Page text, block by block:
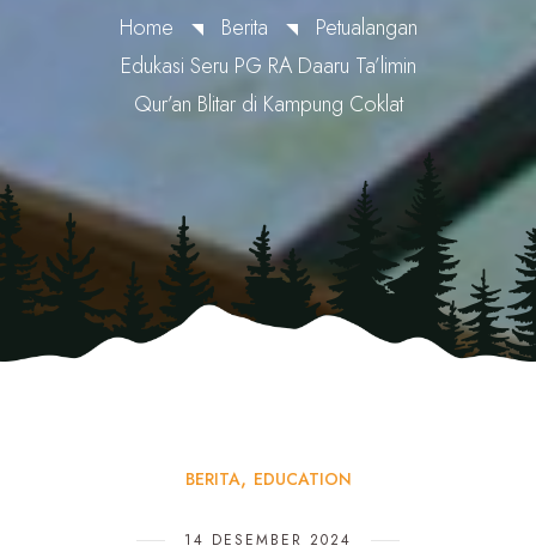
Home Berita
Petualangan
Edukasi Seru PG RA Daaru Ta’limin
Qur’an Blitar di Kampung Coklat
BERITA EDUCATION
14 DESEMBER 2024